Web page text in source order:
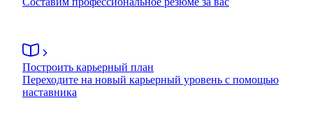
Построить карьерный план
Переходите на новый карьерный уровень с помощью
наставника